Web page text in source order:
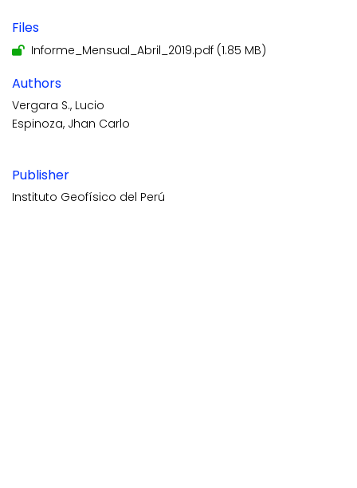
Files
Informe_Mensual_Abril_2019.pdf (1.85 MB)
Authors
Vergara S., Lucio
Espinoza, Jhan Carlo
Publisher
Instituto Geofísico del Perú